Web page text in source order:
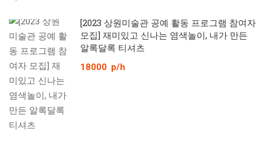
[2023 상원미술관 공예 활동 프로그램 참여자
모집] 재미있고 신나는 염색놀이, 내가 만든
알록달록 티셔츠
18000 p/h